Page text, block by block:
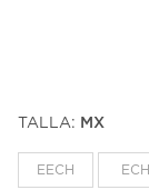
TALLA: MX
EECH ECH